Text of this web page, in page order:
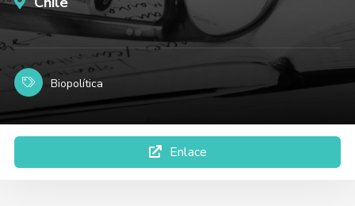
Biopolítica
Enlace